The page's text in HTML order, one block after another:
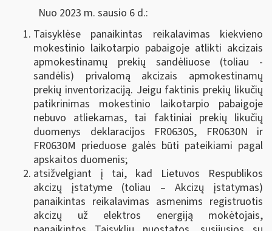
Nuo 2023 m. sausio 6 d.:
Taisyklėse panaikintas reikalavimas kiekvieno
mokestinio laikotarpio pabaigoje atlikti akcizais
apmokestinamų prekių sandėliuose (toliau -
sandėlis) privalomą akcizais apmokestinamų
prekių inventorizaciją. Jeigu faktinis prekių likučių
patikrinimas mokestinio laikotarpio pabaigoje
nebuvo atliekamas, tai faktiniai prekių likučių
duomenys deklaracijos FR0630S, FR0630N ir
FR0630M prieduose galės būti pateikiami pagal
apskaitos duomenis;
atsižvelgiant į tai, kad Lietuvos Respublikos
akcizų įstatyme (toliau – Akcizų įstatymas)
panaikintas reikalavimas asmenims registruotis
akcizų už elektros energiją mokėtojais,